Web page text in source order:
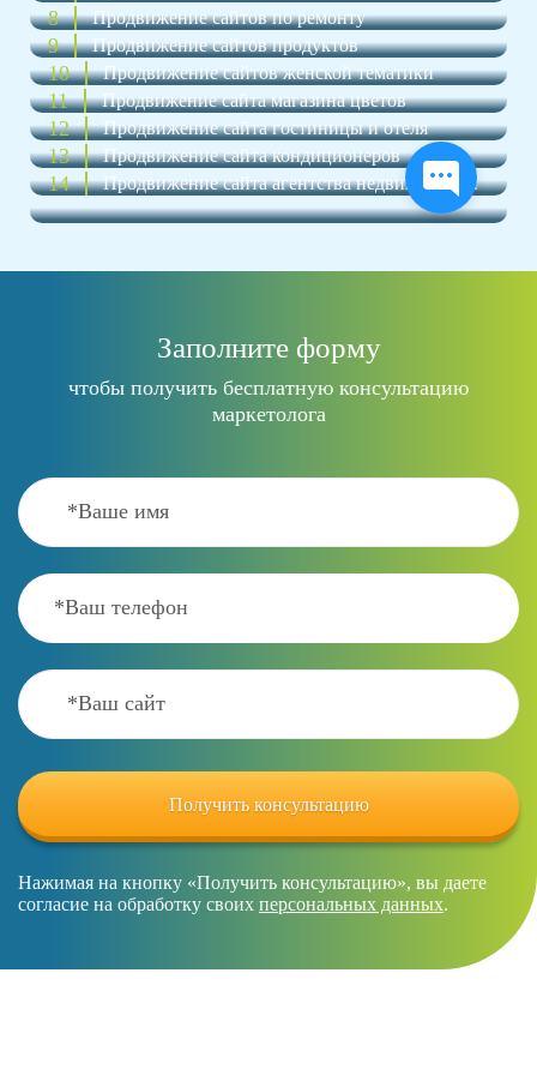
8 Продвижение сайтов по ремонту
9 Продвижение сайтов продуктов
10 Продвижение сайтов женской тематики
11 Продвижение сайта магазина цветов
12 Продвижение сайта гостиницы и отеля
13 Продвижение сайта кондиционеров
14 Продвижение сайта агентства недвижимости
Заполните форму
чтобы получить бесплатную консультацию
маркетолога
Нажимая на кнопку «Получить консультацию», вы даете
согласие на обработку своих персональных данных.